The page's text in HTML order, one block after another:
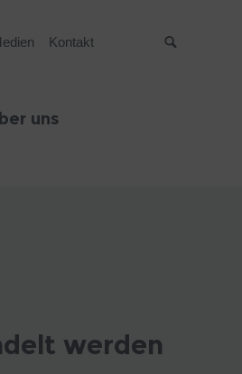
Kontakt
uns
werden